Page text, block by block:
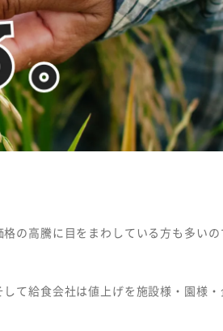
Copyright © MEIHAN
の高騰に目をまわしている方も多いの
て給食会社は値上げを施設様・園様・